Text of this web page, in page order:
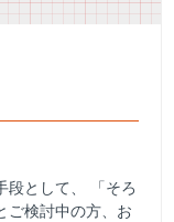
段として、 「そろ
ご検討中の方、お